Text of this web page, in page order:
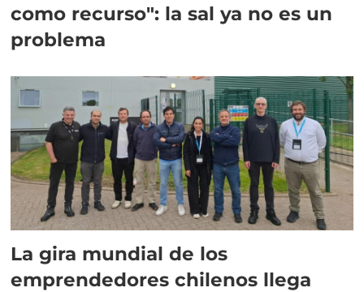
como recurso": la sal ya no es un
problema
La gira mundial de los
emprendedores chilenos llega